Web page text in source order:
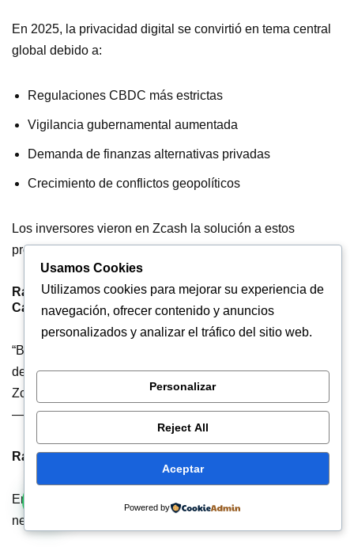
En 2025, la privacidad digital se convirtió en tema central
global debido a:
Regulaciones CBDC más estrictas
Vigilancia gubernamental aumentada
Demanda de finanzas alternativas privadas
Crecimiento de conflictos geopolíticos
Los inversores vieron en Zcash la solución a estos
problemas.
Razón 2: Vulnerabilidad de Bitcoin a Análisis de
Cadena
“Bitcoin es seudoanónimo, pero la tecnología de análisis
de cadena puede llevar a la identificación de los usuarios.
Zcash ofrece lo que Bitcoin nunca pudo: privacidad real.”
— Observatorio Blockchain Privacidad 2025
Razón 3: Adopción Institucional Creciente
En 2025, instituciones financieras reconocieron la
necesidad de:
Usamos Cookies
Utilizamos cookies para mejorar su experiencia de
navegación, ofrecer contenido y anuncios
personalizados y analizar el tráfico del sitio web.
Personalizar
Reject All
Aceptar
Powered by